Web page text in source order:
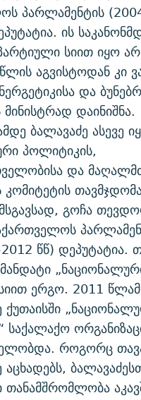
პარლამენტის
ის
სიით იყო
აგვისტოდან კი
და
მინისტრად დაინიშნა.
ბალავაძე ასევე
პოლიტიკის,
და
კომიტეტის
გოჩა
წწ) დეპუტატია.
ერგო. 2011
საქალაქო
როგორც